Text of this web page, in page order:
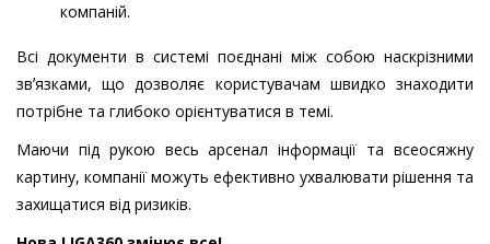
компаній.
Всі документи в системі поєднані між собою наскрізними
звʼязками, що дозволяє користувачам швидко знаходити
потрібне та глибоко орієнтуватися в темі.
Маючи під рукою весь арсенал інформації та всеосяжну
картину, компанії можуть ефективно ухвалювати рішення та
захищатися від ризиків.